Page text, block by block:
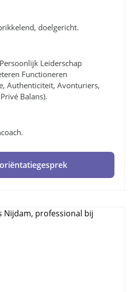
doelgericht.
Leiderschap
Functioneren
Authenticiteit, Avonturiers,
Balans).